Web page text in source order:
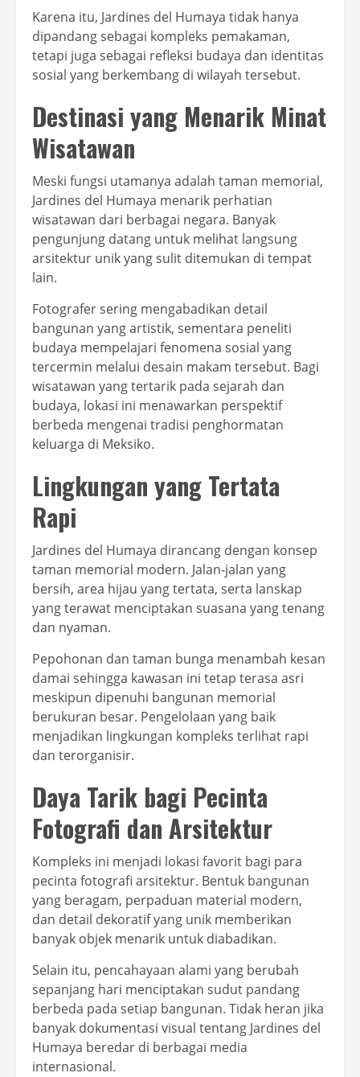
Karena itu, Jardines del Humaya tidak hanya
dipandang sebagai kompleks pemakaman,
tetapi juga sebagai refleksi budaya dan identitas
sosial yang berkembang di wilayah tersebut.
Destinasi yang Menarik Minat
Wisatawan
Meski fungsi utamanya adalah taman memorial,
Jardines del Humaya menarik perhatian
wisatawan dari berbagai negara. Banyak
pengunjung datang untuk melihat langsung
arsitektur unik yang sulit ditemukan di tempat
lain.
Fotografer sering mengabadikan detail
bangunan yang artistik, sementara peneliti
budaya mempelajari fenomena sosial yang
tercermin melalui desain makam tersebut. Bagi
wisatawan yang tertarik pada sejarah dan
budaya, lokasi ini menawarkan perspektif
berbeda mengenai tradisi penghormatan
keluarga di Meksiko.
Lingkungan yang Tertata
Rapi
Jardines del Humaya dirancang dengan konsep
taman memorial modern. Jalan-jalan yang
bersih, area hijau yang tertata, serta lanskap
yang terawat menciptakan suasana yang tenang
dan nyaman.
Pepohonan dan taman bunga menambah kesan
damai sehingga kawasan ini tetap terasa asri
meskipun dipenuhi bangunan memorial
berukuran besar. Pengelolaan yang baik
menjadikan lingkungan kompleks terlihat rapi
dan terorganisir.
Daya Tarik bagi Pecinta
Fotografi dan Arsitektur
Kompleks ini menjadi lokasi favorit bagi para
pecinta fotografi arsitektur. Bentuk bangunan
yang beragam, perpaduan material modern,
dan detail dekoratif yang unik memberikan
banyak objek menarik untuk diabadikan.
Selain itu, pencahayaan alami yang berubah
sepanjang hari menciptakan sudut pandang
berbeda pada setiap bangunan. Tidak heran jika
banyak dokumentasi visual tentang Jardines del
Humaya beredar di berbagai media
internasional.